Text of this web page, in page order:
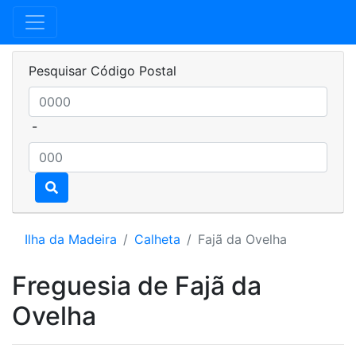
Pesquisar Código Postal
-
Ilha da Madeira Calheta Fajã da Ovelha
Freguesia de Fajã da
Ovelha